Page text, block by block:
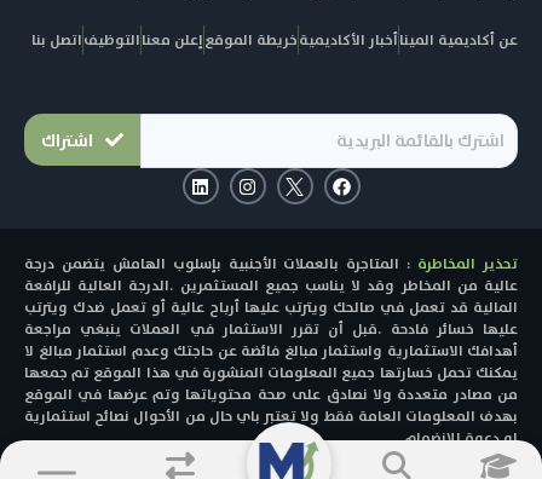
عن أكاديمية الميناأخبار الأكاديميةخريطة الموقعإعلن معناالتوظيفاتصل بنا
اشتراك
F
a
c
o
o
k
I
n
s
g
r
a
m
L
i
n
d
i
n
تحذير المخاطرة : المتاجرة بالعملات الأجنبية بإسلوب الهامش يتضمن درجة
عالية من المخاطر وقد لا يناسب جميع المستثمرين .الدرجة العالية للرافعة
المالية قد تعمل في صالحك ويترتب عليها أرباح عالية أو تعمل ضدك ويترتب
عليها خسائر فادحة .قبل أن تقرر الاستثمار في العملات ينبغي مراجعة
أهدافك الاستثمارية واستثمار مبالغ فائضة عن حاجتك وعدم استثمار مبالغ لا
يمكنك تحمل خسارتها جميع المعلومات المنشورة في هذا الموقع تم جمعها
من مصادر متعددة ولا نصادق على صحة محتوياتها وتم عرضها في الموقع
بهدف المعلومات العامة فقط ولا تعتبر باي حال من الأحوال نصائح استثمارية
او دعوة للانضمام